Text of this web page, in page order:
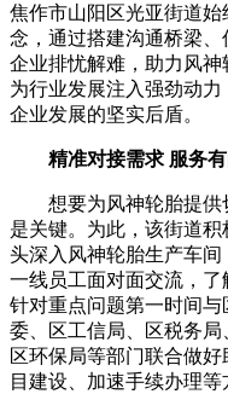
焦作市山阳区光亚街道始
念，通过搭建沟通桥梁
企业排忧解难，助力风神
为行业发展注入强劲动
企业发展的坚实后盾。
精准对接需求 服务
想要为风神轮胎提
是关键。为此，该街道
头深入风神轮胎生产车
一线员工面对面交流，了
针对重点问题第一时间
委、区工信局、区税务局
区环保局等部门联合做
目建设、加速手续办理